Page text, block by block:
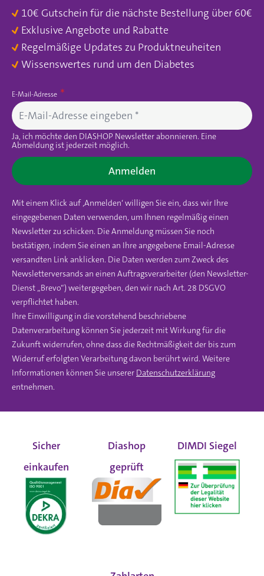
10€ Gutschein für die nächste Bestellung über 60€
Exklusive Angebote und Rabatte
Regelmäßige Updates zu Produktneuheiten
Wissenswertes rund um den Diabetes
E-Mail-Adresse
Ja, ich möchte den DIASHOP Newsletter abonnieren. Eine
Abmeldung ist jederzeit möglich.
Anmelden
Mit einem Klick auf ‚Anmelden‘ willigen Sie ein, dass wir Ihre
eingegebenen Daten verwenden, um Ihnen regelmäßig einen
Newsletter zu schicken. Die Anmeldung müssen Sie noch
bestätigen, indem Sie einen an Ihre angegebene Email-Adresse
versandten Link anklicken. Die Daten werden zum Zweck des
Newsletterversands an einen Auftragsverarbeiter (den Newsletter-
Dienst „Brevo“) weitergegeben, den wir nach Art. 28 DSGVO
verpflichtet haben.
Ihre Einwilligung in die vorstehend beschriebene
Datenverarbeitung können Sie jederzeit mit Wirkung für die
Zukunft widerrufen, ohne dass die Rechtmäßigkeit der bis zum
Widerruf erfolgten Verarbeitung davon berührt wird. Weitere
Informationen können Sie unserer Datenschutzerklärung
entnehmen.
Sicher
einkaufen
Diashop
geprüft
DIMDI Siegel